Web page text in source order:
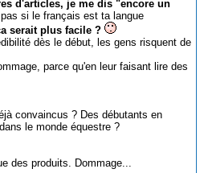
d'articles, je me dis "encore un
si le français est ta langue
serait plus facile ?
dès le début, les gens risquent de
parce qu'en leur faisant lire des
convaincus ? Des débutants en
le monde équestre ?
des produits. Dommage...